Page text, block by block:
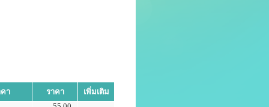
า ราคา
เพิ่มเติม